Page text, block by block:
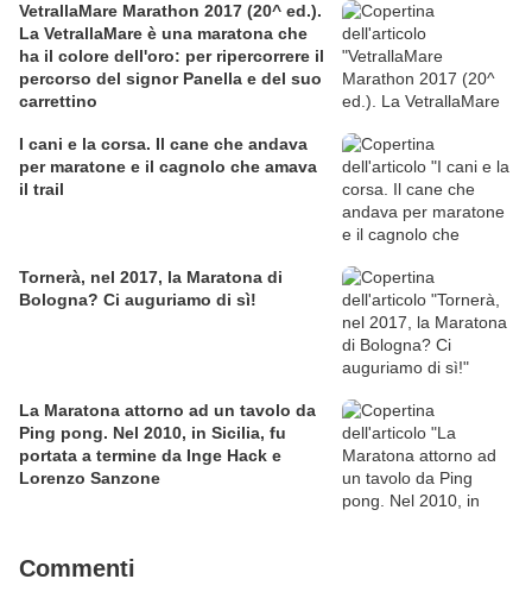
VetrallaMare Marathon 2017 (20^ ed.).
La VetrallaMare è una maratona che
ha il colore dell'oro: per ripercorrere il
percorso del signor Panella e del suo
carrettino
I cani e la corsa. Il cane che andava
per maratone e il cagnolo che amava
il trail
Tornerà, nel 2017, la Maratona di
Bologna? Ci auguriamo di sì!
La Maratona attorno ad un tavolo da
Ping pong. Nel 2010, in Sicilia, fu
portata a termine da Inge Hack e
Lorenzo Sanzone
Commenti